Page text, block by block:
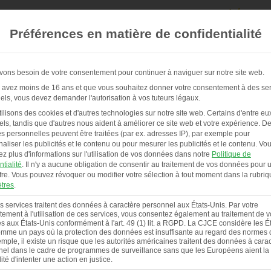
& SERVICE À PROPOS DE NOUS
des
fournissons des listes de prix et des
supplémentaires sur tous les poulaillers.
Préférences en matière de confidentialité
besoin de votre consentement pour continuer à naviguer sur notre site web.
avez moins de 16 ans et que vous souhaitez donner votre consentement à des
vous devez demander l'autorisation à vos tuteurs légaux.
des cookies et d'autres technologies sur notre site web. Certains d'entre
tandis que d'autres nous aident à améliorer ce site web et votre expérience.
personnelles peuvent être traitées (par ex. adresses IP), par exemple pour
les publicités et le contenu ou pour mesurer les publicités et le contenu.
plus d'informations sur l'utilisation de vos données dans notre Politique de
.
Il n'y a aucune obligation de consentir au traitement de vos données pour
Vous pouvez révoquer ou modifier votre sélection à tout moment dans la
.
services traitent des données à caractère personnel aux États-Unis. Par votre
à l'utilisation de ces services, vous consentez également au traitement de
aux États-Unis conformément à l'art. 49 (1) lit. a RGPD. La CJCE considère les
un pays où la protection des données est insuffisante au regard des normes
il existe un risque que les autorités américaines traitent des données à
dans le cadre de programmes de surveillance sans que les Européens aient la
d'intenter une action en justice.